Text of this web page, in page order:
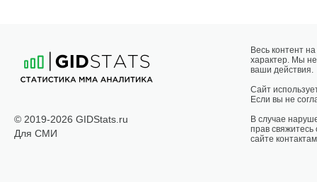
© 2019-2026 GIDStats.ru
Для СМИ
Весь контент
характер. Мы
ваши действия.
Сайт
Если вы не
В случае
прав
сайте